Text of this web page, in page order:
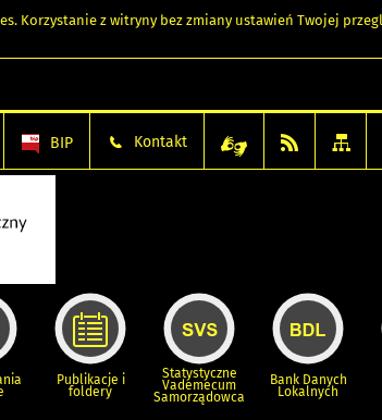
. Korzystanie z witryny bez zmiany ustawień Twojej
BIP Kontakt
Publikacje i
foldery
Statystyczne
Vademecum
Samorządowca
Bank Danych
Lokalnych